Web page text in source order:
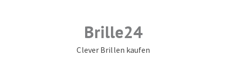
Brille24
Clever Brillen kaufen